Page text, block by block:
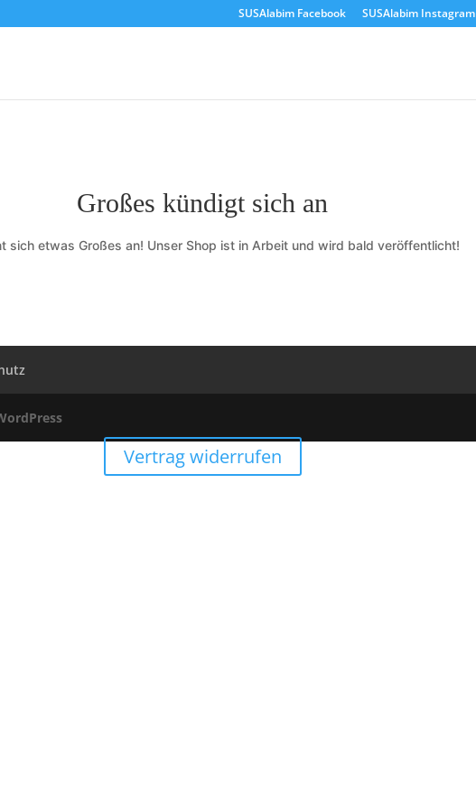
SUSAlabim Facebook SUSAlabim Instagram
Großes kündigt sich an
sich etwas Großes an! Unser Shop ist in Arbeit und wird bald veröffentlicht!
Vertrag widerrufen